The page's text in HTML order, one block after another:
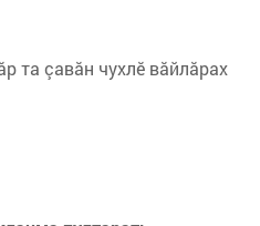
та çавăн чухлӗ вăйлăрах